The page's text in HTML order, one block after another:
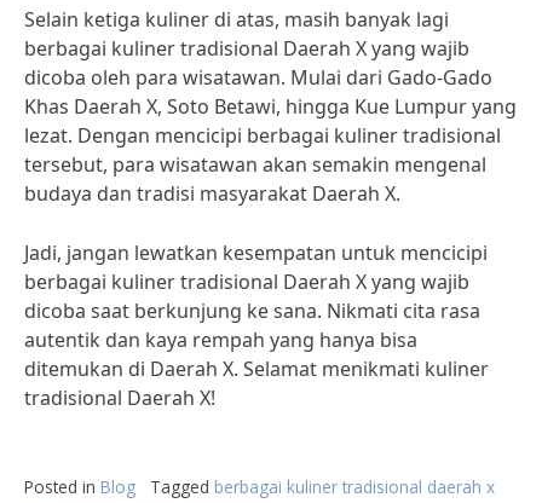
Selain ketiga kuliner di atas, masih banyak lagi
berbagai kuliner tradisional Daerah X yang wajib
dicoba oleh para wisatawan. Mulai dari Gado-Gado
Khas Daerah X, Soto Betawi, hingga Kue Lumpur yang
lezat. Dengan mencicipi berbagai kuliner tradisional
tersebut, para wisatawan akan semakin mengenal
budaya dan tradisi masyarakat Daerah X.
Jadi, jangan lewatkan kesempatan untuk mencicipi
berbagai kuliner tradisional Daerah X yang wajib
dicoba saat berkunjung ke sana. Nikmati cita rasa
autentik dan kaya rempah yang hanya bisa
ditemukan di Daerah X. Selamat menikmati kuliner
tradisional Daerah X!
Posted in Blog Tagged berbagai kuliner tradisional daerah x